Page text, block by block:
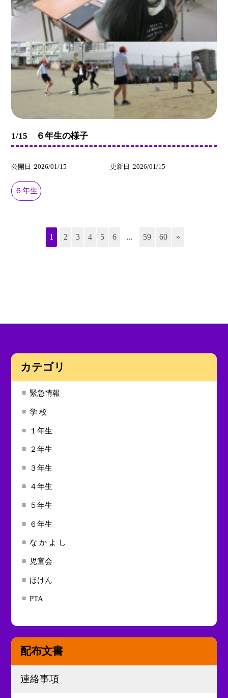
1/15 ６年生の様子
公開日 2026/01/15 更新日 2026/01/15
６年生
1 2 3 4 5 6 ... 59 60 »
カテゴリ
緊急情報
学 校
１年生
２年生
３年生
４年生
５年生
６年生
な か よ し
児童会
ほけん
PTA
配布文書
連絡事項